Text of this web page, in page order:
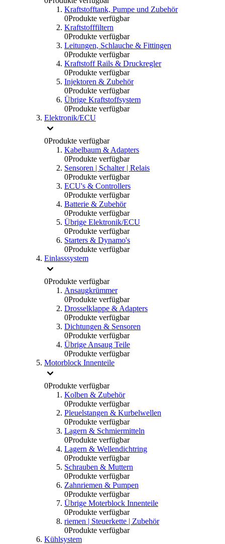
Kraftstofftank, Pumpe und Zubehör
0Produkte verfügbar
Kraftstofffiltern
0Produkte verfügbar
Leitungen, Schlauche & Fittingen
0Produkte verfügbar
Kraftstoff Rails & Druckregler
0Produkte verfügbar
Injektoren & Zubehör
0Produkte verfügbar
Übrige Kraftstoffsystem
0Produkte verfügbar
Elektronik/ECU
0Produkte verfügbar
Kabelbaum & Adapters
0Produkte verfügbar
Sensoren | Schalter | Relais
0Produkte verfügbar
ECU's & Controllers
0Produkte verfügbar
Batterie & Zubehör
0Produkte verfügbar
Übrige Elektronik/ECU
0Produkte verfügbar
Starters & Dynamo's
0Produkte verfügbar
Einlasssystem
0Produkte verfügbar
Ansaugkrümmer
0Produkte verfügbar
Drosselklappe & Adapters
0Produkte verfügbar
Dichtungen & Sensoren
0Produkte verfügbar
Übrige Ansaug Teile
0Produkte verfügbar
Motorblock Innenteile
0Produkte verfügbar
Kolben & Zubehör
0Produkte verfügbar
Pleuelstangen & Kurbelwellen
0Produkte verfügbar
Lagern & Schmiermitteln
0Produkte verfügbar
Lagern & Wellendichtring
0Produkte verfügbar
Schrauben & Muttern
0Produkte verfügbar
Zahnriemen & Pumpen
0Produkte verfügbar
Übrige Moterblock Innenteile
0Produkte verfügbar
riemen | Steuerkette | Zubehör
0Produkte verfügbar
Kühlsystem